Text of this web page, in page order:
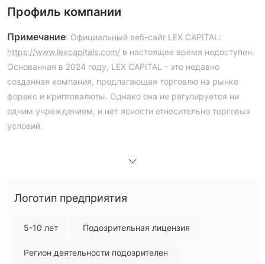
Профиль компании
Примечание: Официальный веб-сайт LEX CAPITAL:
https://www.lexcapitals.com/ в настоящее время недоступен.
Основанная в 2024 году, LEX CAPITAL - это недавно
созданная компания, предлагающая торговлю на рынке
форекс и криптовалюты. Однако она не регулируется ни
одним учреждением, и нет ясности относительно торговых
условий.
LEX CAPITAL работаетбез какого-либо регулирования
финансовым органомCNMV как потенциальный
тревоги. В настоящее времяих веб-сайт недоступен, и
Логотип предприятия
5-10 лет Подозрительная лицензия
Регион деятельности подозрителен